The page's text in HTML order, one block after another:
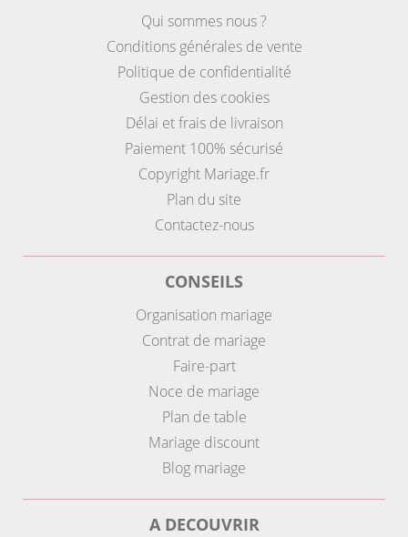
Qui sommes nous ?
Conditions générales de vente
Politique de confidentialité
Gestion des cookies
Délai et frais de livraison
Paiement 100% sécurisé
Copyright Mariage.fr
Plan du site
Contactez-nous
CONSEILS
Organisation mariage
Contrat de mariage
Faire-part
Noce de mariage
Plan de table
Mariage discount
Blog mariage
A DECOUVRIR